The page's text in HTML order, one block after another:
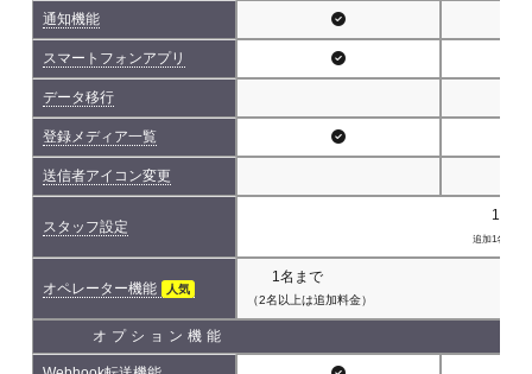
通知機能
スマートフォンアプリ
データ移行
登録メディア一覧
送信者アイコン変更
スタッフ設定
1名(
追加1名につ
オペレーター機能 人気
1名まで
（2名以上は追加料金）
オプション機能